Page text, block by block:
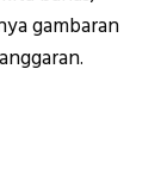
gambaran